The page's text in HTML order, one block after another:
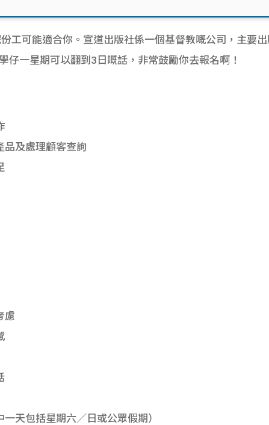
工可能適合你。宣道出版社係一個基督教嘅公司，主要
仔一星期可以翻到3日嘅話，非常鼓勵你去報名啊！
品及處理顧客查詢
慮
天包括星期六／日或公眾假期）